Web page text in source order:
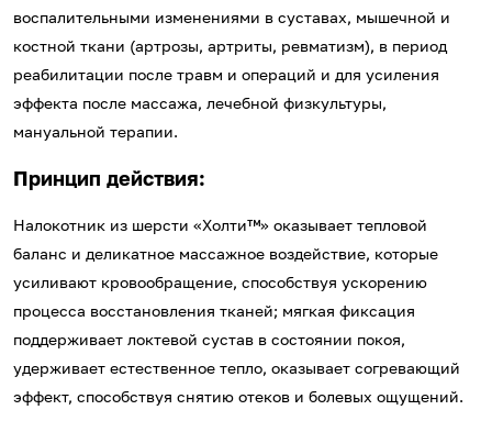
воспалительными изменениями в суставах, мышечной и
костной ткани (артрозы, артриты, ревматизм), в период
реабилитации после травм и операций и для усиления
эффекта после массажа, лечебной физкультуры,
мануальной терапии.
Принцип действия:
Налокотник из шерсти «Холти™» оказывает тепловой
баланс и деликатное массажное воздействие, которые
усиливают кровообращение, способствуя ускорению
процесса восстановления тканей; мягкая фиксация
поддерживает локтевой сустав в состоянии покоя,
удерживает естественное тепло, оказывает согревающий
эффект, способствуя снятию отеков и болевых ощущений.